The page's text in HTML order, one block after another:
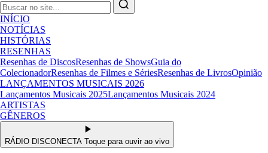
INÍCIO
NOTÍCIAS
HISTÓRIAS
RESENHAS
Resenhas de DiscosResenhas de ShowsGuia do
ColecionadorResenhas de Filmes e SériesResenhas de LivrosOpinião
LANÇAMENTOS MUSICAIS 2026
Lançamentos Musicais 2025Lançamentos Musicais 2024
ARTISTAS
GÊNEROS
RÁDIO DISCONECTA Toque para ouvir ao vivo